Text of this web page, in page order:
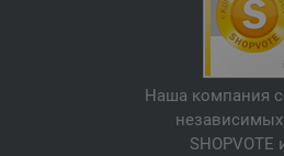
Наша компания
SHOPVOTE